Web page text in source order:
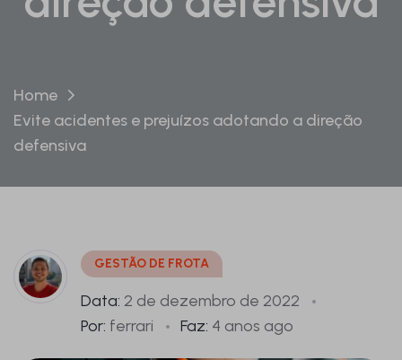
Home
Evite acidentes e prejuízos adotando a direção
defensiva
GESTÃO DE FROTA
Data: 2 de dezembro de 2022
Por: ferrari Faz: 4 anos ago